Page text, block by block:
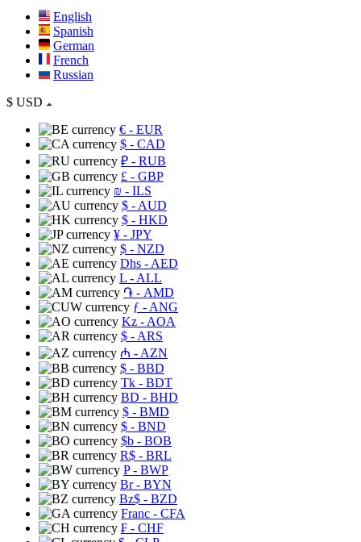
English
Spanish
German
French
Russian
$ USD
€ - EUR
$ - CAD
₽ - RUB
£ - GBP
₪ - ILS
$ - AUD
$ - HKD
¥ - JPY
$ - NZD
Dhs - AED
L - ALL
֏ - AMD
ƒ - ANG
Kz - AOA
$ - ARS
₼ - AZN
$ - BBD
Tk - BDT
BD - BHD
$ - BMD
$ - BND
$b - BOB
R$ - BRL
P- BWP
Br- BYN
Bz$ - BZD
Franc - CFA
₣ - CHF